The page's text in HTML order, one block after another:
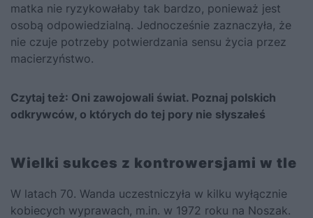
matka nie ryzykowałaby tak bardzo, ponieważ jest
osobą odpowiedzialną. Jednocześnie zaznaczyła, że
nie czuje potrzeby potwierdzania sensu życia przez
macierzyństwo.
Czytaj też: Oni zawojowali świat. Poznaj polskich
odkrywców, o których do tej pory nie słyszałeś
Wielki sukces z kontrowersjami w tle
W latach 70. Wanda uczestniczyła w kilku wyłącznie
kobiecych wyprawach, m.in. w 1972 roku na Noszak.